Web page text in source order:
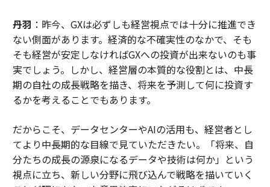
丹羽 ：昨今、GXは必ずしも経営視点では十分に推進でき
ない側面があります。経済的な不確実性のなかで、そも
そも経営が安定しなければGXへの投資が出来ないのも事
実でしょう。しかし、経営層の本質的な役割とは、中長
期の自社の成長戦略を描き、将来を予測して何に投資す
るかを考えることでもあります。
だからこそ、データセンターやAIの活用も、経営者とし
てより中長期的な目線で見ていただきたい。「将来、自
分たちの成長の源泉になるデータや技術は何か」という
視点に立ち、新しい分野に飛び込んで戦略を描いていく